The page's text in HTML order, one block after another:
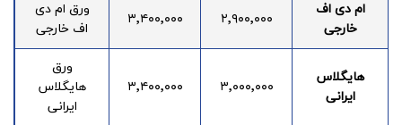
ام دی اف
خارجی
۲٬۹۰۰٬۰۰۰ ۳٬۴۰۰٬۰۰۰
ورق ام دی
اف خارجی
هایگلاس
ایرانی
۳٬۰۰۰٬۰۰۰ ۳٬۴۰۰٬۰۰۰
ورق
هایگلاس
ایرانی